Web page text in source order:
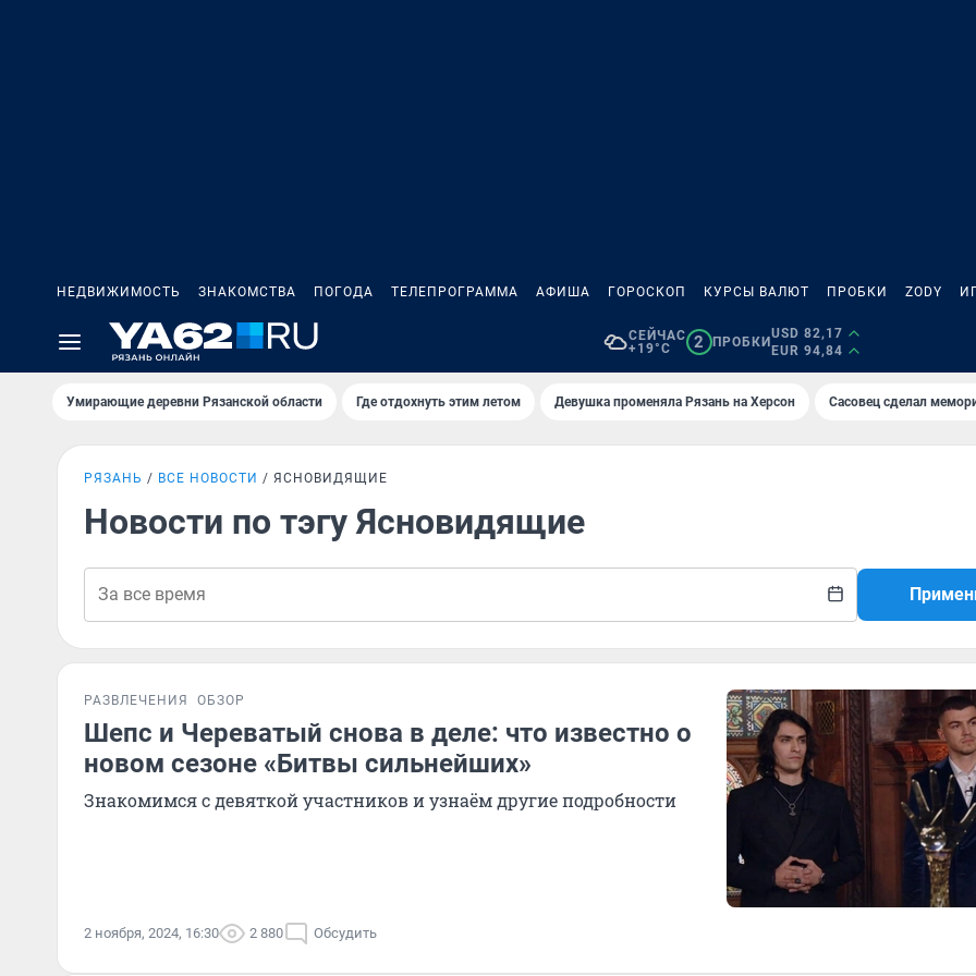
НЕДВИЖИМОСТЬ ЗНАКОМСТВА ПОГОДА ТЕЛЕПРОГРАММА АФИША ГОРОСКОП КУРСЫ ВАЛЮТ ПРОБКИ ZODY
СЕЙЧАС
+19°C
2 ПРОБКИ
USD 82,17
EUR 94,84
Умирающие деревни Рязанской области Где отдохнуть этим летом Девушка променяла Рязань на Херсон Сасовец сделал
РЯЗАНЬ ВСЕ НОВОСТИ ЯСНОВИДЯЩИЕ
Новости по тэгу Ясновидящие
РАЗВЛЕЧЕНИЯ ОБЗОР
Шепс и Череватый снова в деле: что известно о
новом сезоне «Битвы сильнейших»
Знакомимся с девяткой участников и узнаём другие подробности
2 ноября, 2024, 16:30 2 880 Обсудить